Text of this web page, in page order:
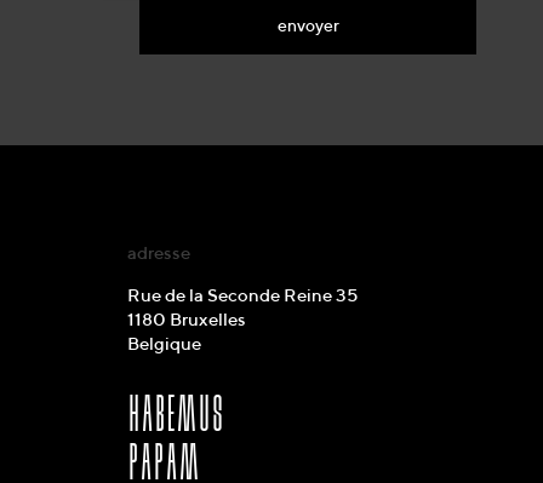
adresse
Rue de la Seconde Reine 35
1180 Bruxelles
Belgique
habemus
papam